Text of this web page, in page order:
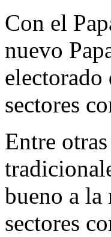
Con el
nuevo
electorado
sectores
Entre
bueno a la
sectores